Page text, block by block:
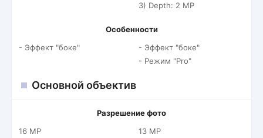
3) Depth: 2 MP
Особенности
- Эффект "боке"
- Эффект "боке"
- Режим "Pro"
Основной объектив
Разрешение фото
16 MP
13 MP